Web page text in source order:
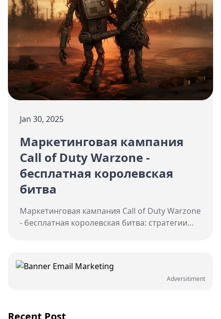
Jan 30, 2025
Маркетинговая кампания
Call of Duty Warzone -
бесплатная королевская
битва
Маркетинговая кампания Call of Duty Warzone
- бесплатная королевская битва: стратегии
технические инновации и игровой процесс.
Adversitiment
Recent Post